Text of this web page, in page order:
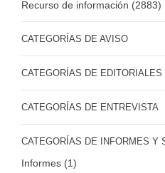
Recurso de información (2883)
CATEGORÍAS DE AVISO
CATEGORÍAS DE EDITORIALES
CATEGORÍAS DE ENTREVISTA
CATEGORÍAS DE INFORMES Y
Informes (1)